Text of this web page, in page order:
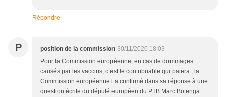
Répondre
P position de la commission 30/11/2020 18:03
Pour la Commission européenne, en cas de dommages
causés par les vaccins, c’est le contribuable qui paiera ; la
Commission européenne l’a confirmé dans sa réponse à une
question écrite du député européen du PTB Marc Botenga.